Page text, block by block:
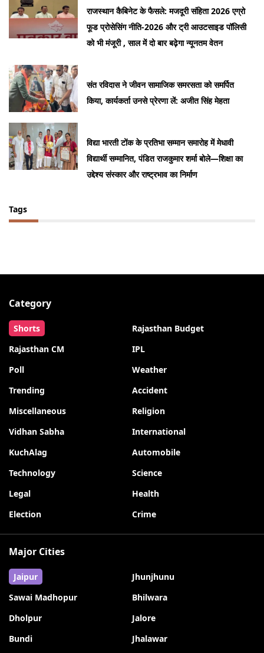
राजस्थान कैबिनेट के फैसले: मजदूरी संहिता 2026 एग्रो
फूड प्रोसेसिंग नीति-2026 और ट्री आउटसाइड पॉलिसी
को भी मंजूरी , साल में दो बार बढ़ेगा न्यूनतम वेतन
संत रविदास ने जीवन सामाजिक समरसता को समर्पित
किया, कार्यकर्ता उनसे प्रेरणा लें: अजीत सिंह मेहता
विद्या भारती टोंक के प्रतिभा सम्मान समारोह में मेधावी
विद्यार्थी सम्मानित, पंडित राजकुमार शर्मा बोले—शिक्षा का
उद्देश्य संस्कार और राष्ट्रभाव का निर्माण
Tags
Category
Shorts
Rajasthan Budget
Rajasthan CM
IPL
Poll
Weather
Trending
Accident
Miscellaneous
Religion
Vidhan Sabha
International
KuchAlag
Automobile
Technology
Science
Legal
Health
Election
Crime
Major Cities
Jaipur
Jhunjhunu
Sawai Madhopur
Bhilwara
Dholpur
Jalore
Bundi
Jhalawar